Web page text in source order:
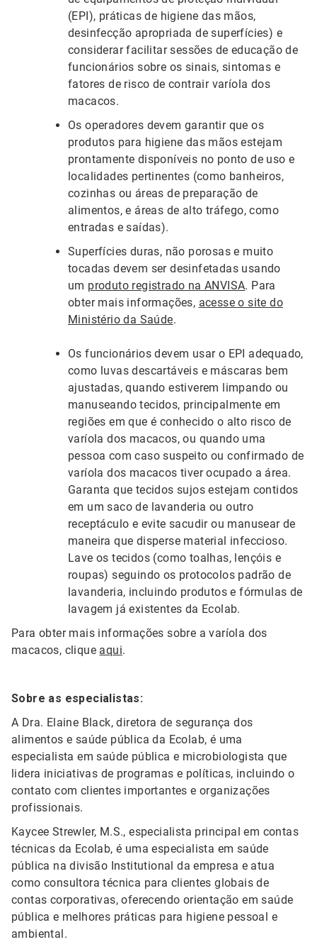
(EPI), práticas de higiene das mãos,
desinfecção apropriada de superfícies) e
considerar facilitar sessões de educação de
funcionários sobre os sinais, sintomas e
fatores de risco de contrair varíola dos
macacos.
Os operadores devem garantir que os
produtos para higiene das mãos estejam
prontamente disponíveis no ponto de uso e
localidades pertinentes (como banheiros,
cozinhas ou áreas de preparação de
alimentos, e áreas de alto tráfego, como
entradas e saídas).
Superfícies duras, não porosas e muito
tocadas devem ser desinfetadas usando
um produto registrado na ANVISA. Para
obter mais informações, acesse o site do
Ministério da Saúde.
Os funcionários devem usar o EPI adequado,
como luvas descartáveis e máscaras bem
ajustadas, quando estiverem limpando ou
manuseando tecidos, principalmente em
regiões em que é conhecido o alto risco de
varíola dos macacos, ou quando uma
pessoa com caso suspeito ou confirmado de
varíola dos macacos tiver ocupado a área.
Garanta que tecidos sujos estejam contidos
em um saco de lavanderia ou outro
receptáculo e evite sacudir ou manusear de
maneira que disperse material infeccioso.
Lave os tecidos (como toalhas, lençóis e
roupas) seguindo os protocolos padrão de
lavanderia, incluindo produtos e fórmulas de
lavagem já existentes da Ecolab.
Para obter mais informações sobre a varíola dos
macacos, clique aqui.
Sobre as especialistas:
A Dra. Elaine Black, diretora de segurança dos
alimentos e saúde pública da Ecolab, é uma
especialista em saúde pública e microbiologista que
lidera iniciativas de programas e políticas, incluindo o
contato com clientes importantes e organizações
profissionais.
Kaycee Strewler, M.S., especialista principal em contas
técnicas da Ecolab, é uma especialista em saúde
pública na divisão Institutional da empresa e atua
como consultora técnica para clientes globais de
contas corporativas, oferecendo orientação em saúde
pública e melhores práticas para higiene pessoal e
ambiental.